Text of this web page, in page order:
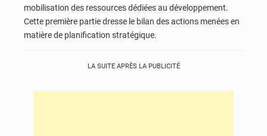
mobilisation des ressources dédiées au développement.
Cette première partie dresse le bilan des actions menées en
matière de planification stratégique.
LA SUITE APRÈS LA PUBLICITÉ